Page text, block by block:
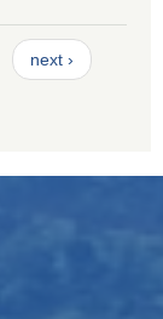
next ›